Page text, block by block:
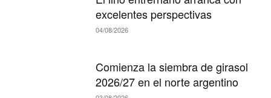
excelentes perspectivas
04/08/2026
Comienza la siembra de girasol
2026/27 en el norte argentino